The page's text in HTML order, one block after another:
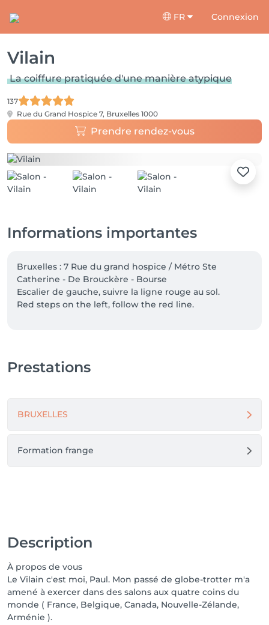
FR Connexion
Vilain
La coiffure pratiquée d'une manière atypique
137
Rue du Grand Hospice 7, Bruxelles 1000
Prendre rendez-vous
Informations importantes
Bruxelles : 7 Rue du grand hospice / Métro Ste
Catherine - De Brouckère - Bourse
Escalier de gauche, suivre la ligne rouge au sol.
Red steps on the left, follow the red line.
Prestations
BRUXELLES
Formation frange
Description
À propos de vous
Le Vilain c'est moi, Paul. Mon passé de globe-trotter m'a
amené à exercer dans des salons aux quatre coins du
monde ( France, Belgique, Canada, Nouvelle-Zélande,
Arménie ).